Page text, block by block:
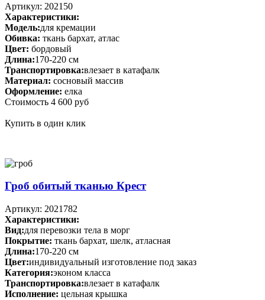
Артикул: 202150
Характеристики:
Модель:для кремации
Обивка: ткань бархат, атлас
Цвет: бордовый
Длина:170-220 см
Транспортировка:влезает в катафалк
Материал: сосновый массив
Оформление: елка
Стоимость 4 600 руб
Купить в один клик
Гроб обитый тканью Крест
Артикул: 2021782
Характеристики:
Вид:для перевозки тела в морг
Покрытие: ткань бархат, шелк, атласная
Длина:170-220 см
Цвет:индивидуальный изготовление под заказ
Категория:эконом класса
Транспортировка:влезает в катафалк
Исполнение: цельная крышка